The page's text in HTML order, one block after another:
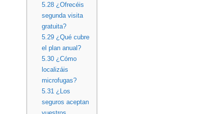
5.28¿Ofrecéis
segunda visita
gratuita?
5.29¿Qué cubre
el plan anual?
5.30¿Cómo
localizáis
microfugas?
5.31 ¿Los
seguros aceptan